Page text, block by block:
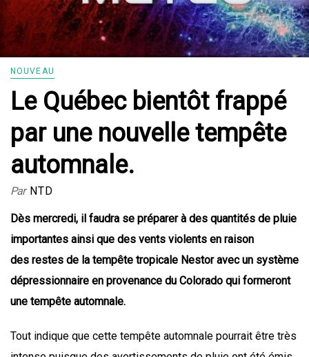
NOUVEAU
Le Québec bientôt frappé
par une nouvelle tempête
automnale.
Par NTD
Dès mercredi, il faudra se préparer à des quantités de pluie
importantes ainsi que des vents violents en raison
des restes de la tempête tropicale Nestor avec un système
dépressionnaire en provenance du Colorado qui formeront
une tempête automnale.
Tout indique que cette tempête automnale pourrait être très